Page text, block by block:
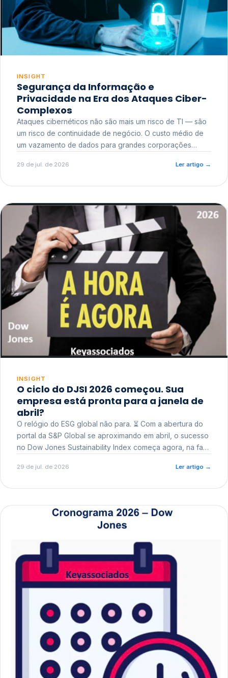
INSIGHT
Segurança da Informação e
Privacidade na Era dos Ataques Ciber-
Complexos
Ataques cibernéticos não são mais um risco de TI — são
um risco de continuidade de negócio. O custo médio de
um vazamento de dados para grandes corporações
reputacional e o risco regulatório junto a órgãos como a
29 de jul. de 2026 Ler artigo →
INSIGHT
O ciclo do DJSI 2026 começou. Sua
empresa está pronta para a janela de
abril?
O relógio do ESG global não para. ⏳ Com a abertura do
portal da S&P Global se aproximando em abril, o sucesso
no Dow Jones Sustainability Index começa agora, na fase
29 de jul. de 2026 Ler artigo →